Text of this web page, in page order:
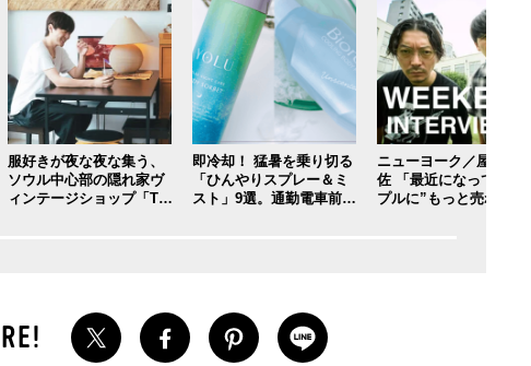
服好きが夜な夜な集う、
ソウル中心部の隠れ家ヴ
ィンテージショップ「TA
即冷却！ 猛暑を乗り切る
「ひんやりスプレー＆ミ
スト」9選。通勤電車前、
ニューヨーク／屋敷×嶋
佐 「最近になって、シン
プルに”もっと売れたい”